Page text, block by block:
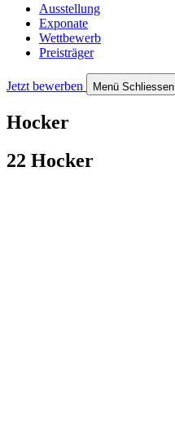
Ausstellung
Exponate
Wettbewerb
Preisträger
Jetzt bewerben Menü Schliessen
Hocker
22 Hocker